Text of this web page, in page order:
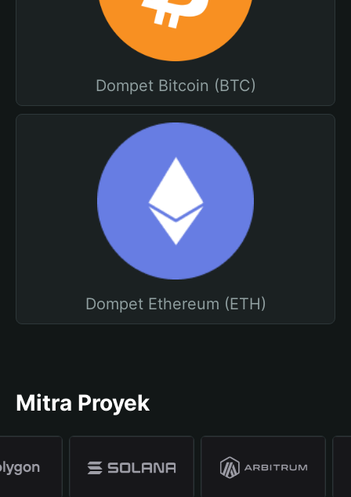
Dompet Bitcoin (BTC)
Dompet Ethereum (ETH)
Mitra Proyek